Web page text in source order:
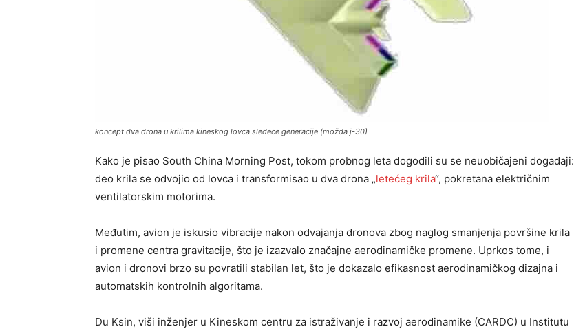
koncept dva drona u krilima kineskog lovca sledece generacije (možda j-30)
Kako je pisao South China Morning Post, tokom probnog leta dogodili su se neuobičajeni događaji:
deo krila se odvojio od lovca i transformisao u dva drona „letećeg krila“, pokretana električnim
ventilatorskim motorima.
Međutim, avion je iskusio vibracije nakon odvajanja dronova zbog naglog smanjenja površine krila
i promene centra gravitacije, što je izazvalo značajne aerodinamičke promene. Uprkos tome, i
avion i dronovi brzo su povratili stabilan let, što je dokazalo efikasnost aerodinamičkog dizajna i
automatskih kontrolnih algoritama.
Du Ksin, viši inženjer u Kineskom centru za istraživanje i razvoj aerodinamike (CARDC) u Institutu